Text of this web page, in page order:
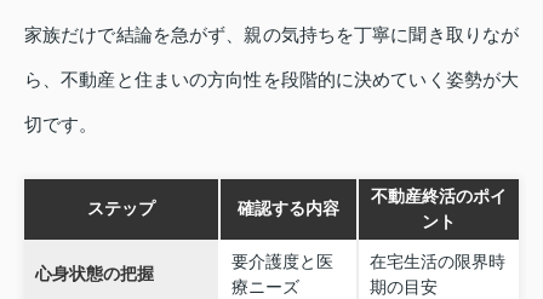
家族だけで結論を急がず、親の気持ちを丁寧に聞き取りなが
ら、不動産と住まいの方向性を段階的に決めていく姿勢が大
切です。
ステップ 確認する内容
不動産終活のポイ
ント
心身状態の把握
要介護度と医
療ニーズ
在宅生活の限界時
期の目安